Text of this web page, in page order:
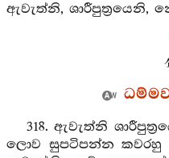
ඇවැත්නි, ශාරීපුත්‍රයෙනි,
318. ඇවැත්නි
ලොව සුපටිපන්න කවරහු